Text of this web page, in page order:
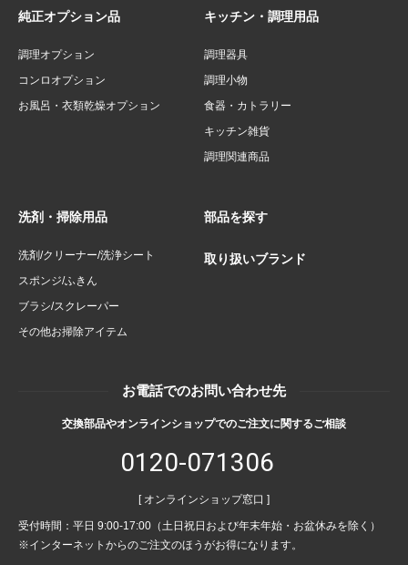
純正オプション品
調理オプション
コンロオプション
お風呂・衣類乾燥オプション
キッチン・調理用品
調理器具
調理小物
食器・カトラリー
キッチン雑貨
調理関連商品
洗剤・掃除用品
洗剤/クリーナー/洗浄シート
スポンジ/ふきん
ブラシ/スクレーパー
その他お掃除アイテム
部品を探す
取り扱いブランド
お電話でのお問い合わせ先
交換部品やオンラインショップでのご注文に関するご相談
0120-071306
[ オンラインショップ窓口 ]
受付時間：平日 9:00-17:00（土日祝日および年末年始・お盆休みを除く）
※インターネットからのご注文のほうがお得になります。